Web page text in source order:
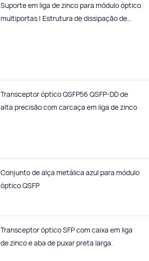
Suporte em liga de zinco para módulo óptico
multiportas | Estrutura de dissipação de
Transceptor óptico QSFP56 QSFP-DD de
alta precisão com carcaça em liga de zinco
Conjunto de alça metálica azul para módulo
óptico QSFP
Transceptor óptico SFP com caixa em liga
de zinco e aba de puxar preta larga.